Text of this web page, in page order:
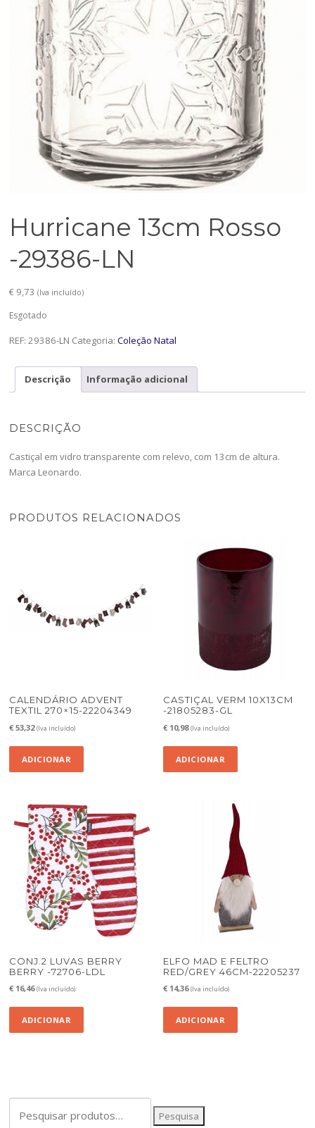
Hurricane 13cm Rosso
-29386-LN
€ 9,73 (Iva incluído)
Esgotado
REF:29386-LN Categoria:Coleção Natal
Descrição Informação adicional
DESCRIÇÃO
Castiçal em vidro transparente com relevo, com 13cm de altura.
Marca Leonardo.
PRODUTOS RELACIONADOS
CALENDÁRIO ADVENT
TEXTIL 270×15-22204349
€ 53,32 (Iva incluído)
ADICIONAR
CASTIÇAL VERM 10X13CM
-21805283-GL
€ 10,98 (Iva incluído)
ADICIONAR
CONJ.2 LUVAS BERRY
BERRY -72706-LDL
€ 16,46 (Iva incluído)
ADICIONAR
ELFO MAD E FELTRO
RED/GREY 46CM-22205237
€ 14,36 (Iva incluído)
ADICIONAR
por:
Pesquisa